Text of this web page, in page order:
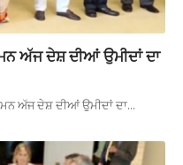
ਅੱਜ ਦੇਸ਼ ਦੀਆਂ ਉਮੀਦਾਂ ਦਾ
ਅੱਜ ਦੇਸ਼ ਦੀਆਂ ਉਮੀਦਾਂ ਦਾ…